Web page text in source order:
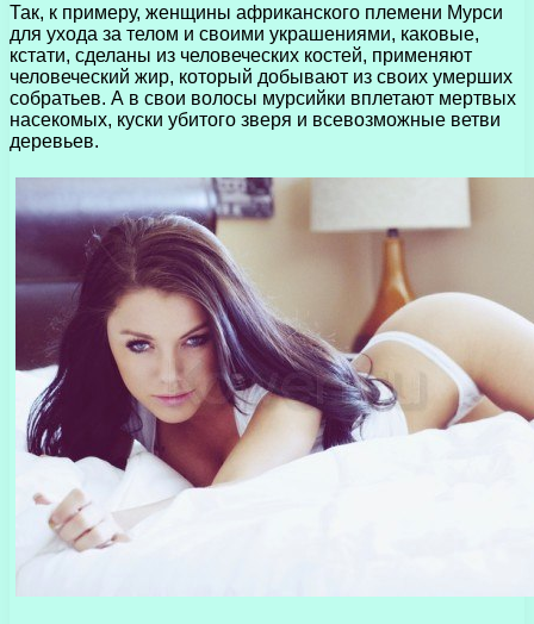
Так, к примеру, женщины африканского племени Мурси
для ухода за телом и своими украшениями, каковые,
кстати, сделаны из человеческих костей, применяют
человеческий жир, который добывают из своих умерших
собратьев. А в свои волосы мурсийки вплетают мертвых
насекомых, куски убитого зверя и всевозможные ветви
деревьев.